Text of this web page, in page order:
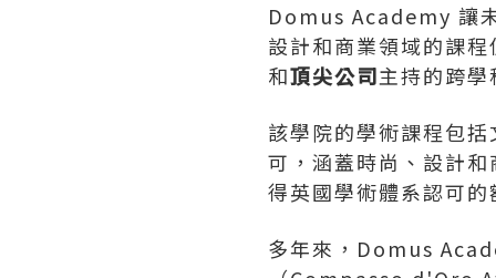
Domus Academy 讓
設計和商業領域的課
和頂尖公司主持的跨
該學院的學術課程包
可，涵蓋時尚、設計
得英國學術體系認可
多年來，Domus